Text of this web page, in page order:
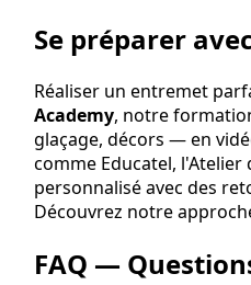
Se préparer
Réaliser un entremet
Academy, notre
glaçage, décors — en
comme Educatel,
personnalisé avec des
Découvrez notre
FAQ —